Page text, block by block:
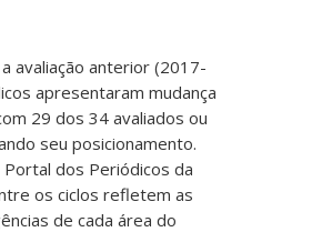
avaliação anterior (2017-
apresentaram mudança
29 dos 34 avaliados ou
seu posicionamento.
dos Periódicos da
os ciclos refletem as
de cada área do